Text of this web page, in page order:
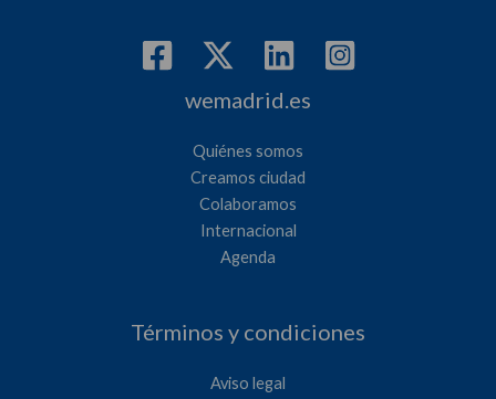
wemadrid.es
Quiénes somos
Creamos ciudad
Colaboramos
Internacional
Agenda
Términos y condiciones
Aviso legal